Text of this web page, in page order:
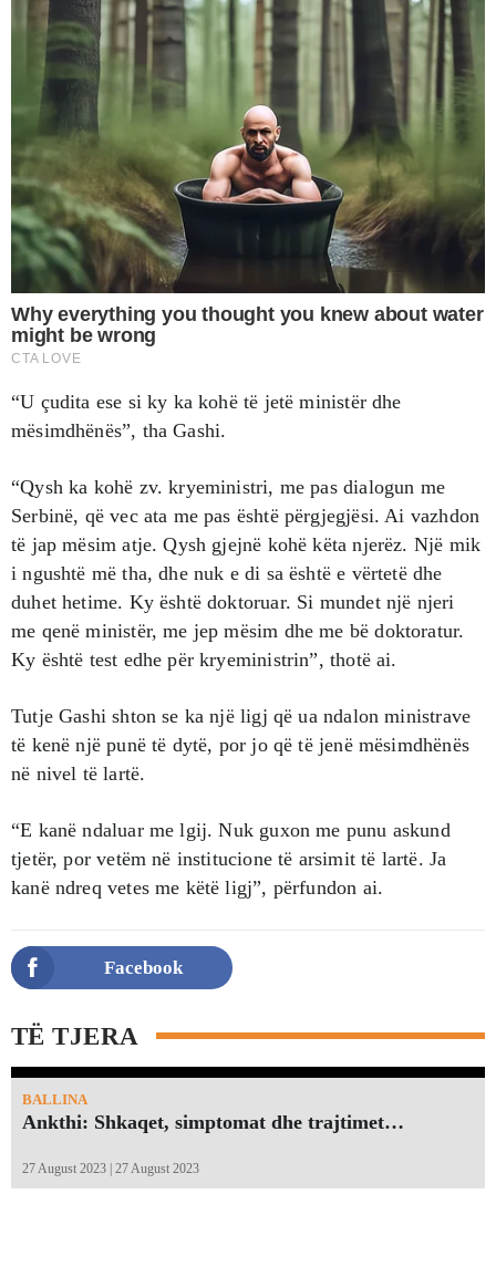
“U çudita ese si ky ka kohë të jetë ministër dhe
mësimdhënës”, tha Gashi.
“Qysh ka kohë zv. kryeministri, me pas dialogun me
Serbinë, që vec ata me pas është përgjegjësi. Ai vazhdon
të jap mësim atje. Qysh gjejnë kohë këta njerëz. Një mik
i ngushtë më tha, dhe nuk e di sa është e vërtetë dhe
duhet hetime. Ky është doktoruar. Si mundet një njeri
me qenë ministër, me jep mësim dhe me bë doktoratur.
Ky është test edhe për kryeministrin”, thotë ai.
Tutje Gashi shton se ka një ligj që ua ndalon ministrave
të kenë një punë të dytë, por jo që të jenë mësimdhënës
në nivel të lartë.
“E kanë ndaluar me lgij. Nuk guxon me punu askund
tjetër, por vetëm në institucione të arsimit të lartë. Ja
kanë ndreq vetes me këtë ligj”, përfundon ai.
Facebook
TË TJERA
BALLINA
Ankthi: Shkaqet, simptomat dhe trajtimet…
27 August 2023 | 27 August 2023